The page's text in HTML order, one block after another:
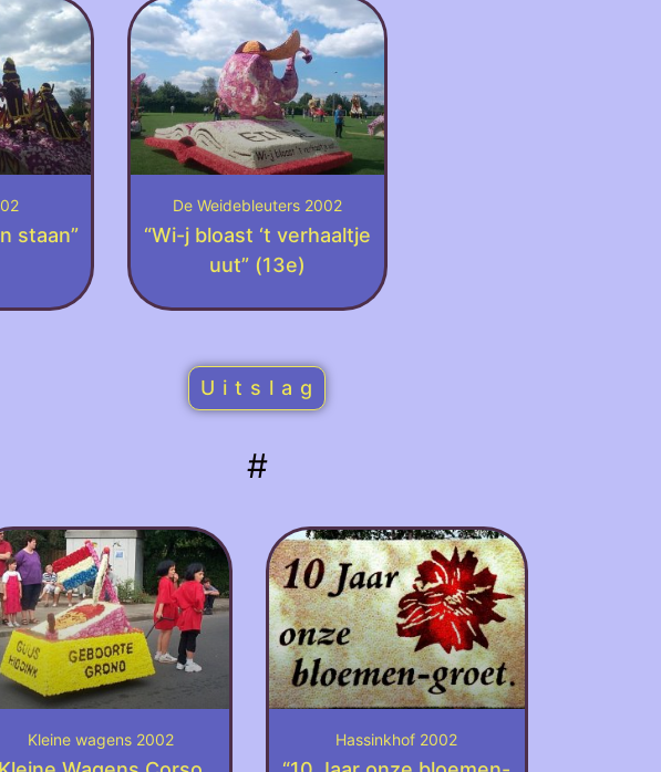
staan”
De Weidebleuters 2002
“Wi-j bloast ‘t verhaaltje
uut” (13e)
U i t s l a g
#
Kleine wagens 2002 Hassinkhof 2002